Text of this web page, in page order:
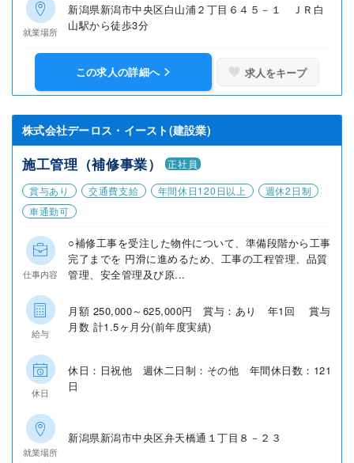
就業場所
新潟県新潟市中央区白山浦２丁目６４５－１ ＪＲ白
山駅から徒歩3分
この求人の詳細へ 求人をキープ
株式会社デーロス・イースト(建設業)
施工管理（補修事業）
正社員
賞与あり
交通費支給 年間休日120日以上
週休2日制
車通勤可
仕事内容
○補修工事を受注した物件について、準備段階から工事
完了までを 円滑に進めるため、工事の工程管理、品質
管理、安全管理及び原...
給与
月額 250,000～625,000円 賞与：あり 年1回 賞与
月数 計1.5ヶ月分(前年度実績)
休日
休日：日祝他 週休二日制：その他 年間休日数：121
日
就業場所
新潟県新潟市中央区弁天橋通１丁目８－２３